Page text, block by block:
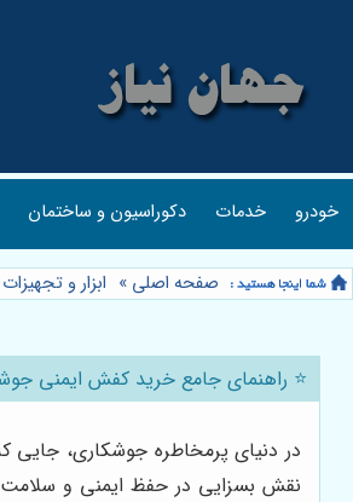
خودرو خدمات دکوراسیون و ساختمان
صفحه اصلی » ابزار و تجهیزات
⭐️ راهنمای جامع خرید کفش ایمنی
در دنیای پرمخاطره جوشکاری،
نقش بسزایی در حفظ ایمنی و سلامت